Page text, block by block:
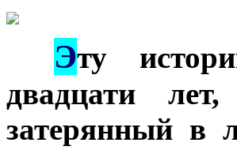
Эту
двадцати
затерянный в